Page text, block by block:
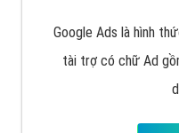
Google Ads là hình
tài trợ có chữ Ad